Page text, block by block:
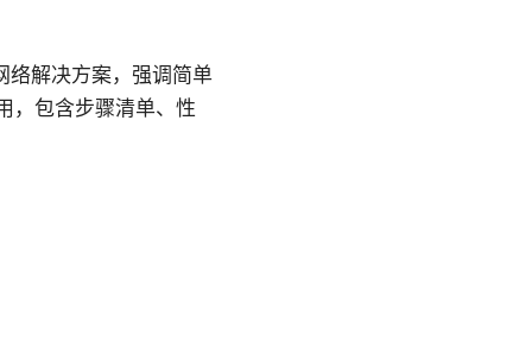
解决方案，强调简单
，包含步骤清单、性